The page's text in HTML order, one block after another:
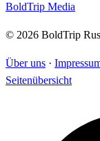
BoldTrip Media
© 2026 BoldTrip
Über uns ·
Seitenübersicht